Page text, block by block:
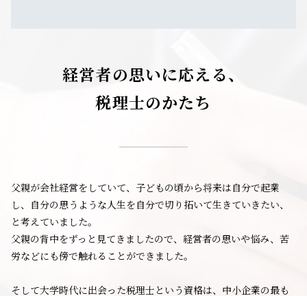
経営者の思いに応える、
税理士のかたち
父親が会社経営をしていて、子どもの頃から将来は自分で起業
し、自分の思うような人生を自分で切り拓いて生きていきたい、
と考えていました。
父親の背中をずっと見てきましたので、経営者の思いや悩み、苦
労などにも傍で触れることができました。
そして大学時代に出会った税理士という資格は、中小企業の最も